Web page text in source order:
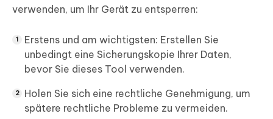
verwenden, um Ihr Gerät zu entsperren:
Erstens und am wichtigsten: Erstellen Sie
unbedingt eine Sicherungskopie Ihrer Daten,
bevor Sie dieses Tool verwenden.
Holen Sie sich eine rechtliche Genehmigung, um
spätere rechtliche Probleme zu vermeiden.